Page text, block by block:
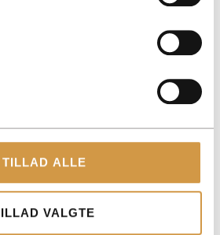
TILLAD ALLE
VALGTE